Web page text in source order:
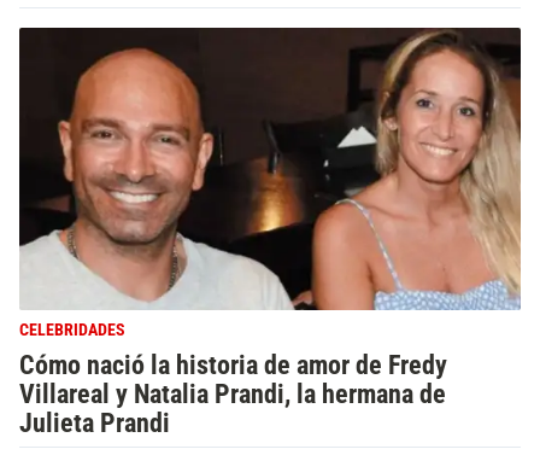
CELEBRIDADES
Cómo nació la historia de amor de Fredy
Villareal y Natalia Prandi, la hermana de
Julieta Prandi